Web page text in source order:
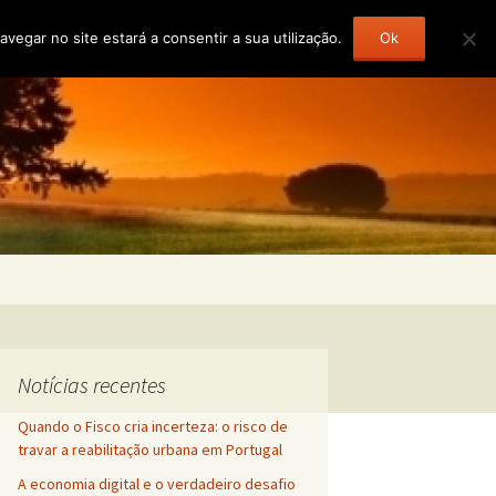
Notícias recentes
Quando o Fisco cria incerteza: o risco de
travar a reabilitação urbana em Portugal
A economia digital e o verdadeiro desafio
no site estará a consentir a sua utilização. Ok